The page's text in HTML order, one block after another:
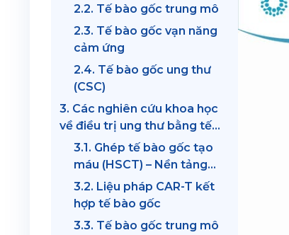
2.2. Tế bào gốc trung mô
2.3. Tế bào gốc vạn năng
cảm ứng
2.4. Tế bào gốc ung thư
(CSC)
3. Các nghiên cứu khoa học
về điều trị ung thư bằng tế
bào gốc
3.1. Ghép tế bào gốc tạo
máu (HSCT) – Nền tảng
điều trị ung thư máu
3.2. Liệu pháp CAR-T kết
hợp tế bào gốc
3.3. Tế bào gốc trung mô